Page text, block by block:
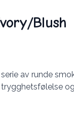
Blush
av runde